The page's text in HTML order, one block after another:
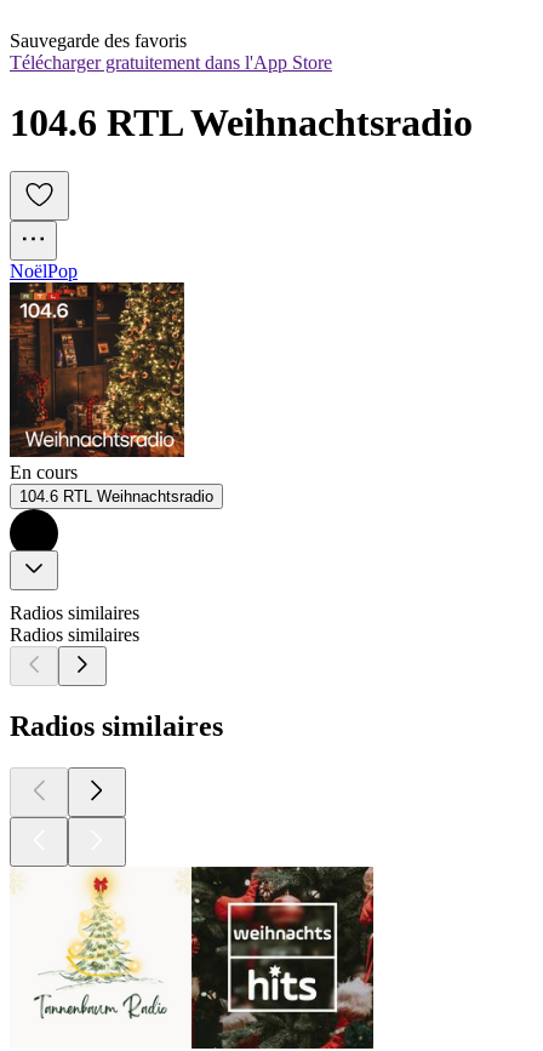
Sauvegarde des favoris
Télécharger gratuitement dans l'App Store
104.6 RTL Weihnachtsradio
NoëlPop
En cours
104.6 RTL Weihnachtsradio
Radios similaires
Radios similaires
Radios similaires